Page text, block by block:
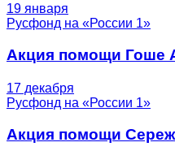
19 января
Русфонд на «России 1»
Акция помощи Гоше
17 декабря
Русфонд на «России 1»
Акция помощи